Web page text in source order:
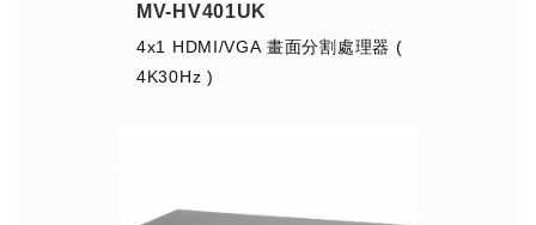
MV-HV401UK
4x1 HDMI/VGA 畫面分割處理器 (
4K30Hz )